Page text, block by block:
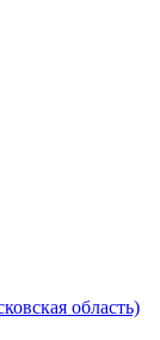
область)